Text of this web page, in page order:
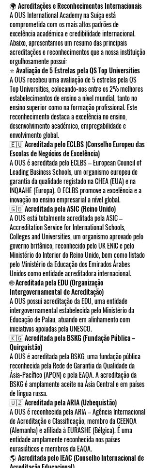
🌍 Acreditações e Reconhecimentos Internacionais
A OUS International Academy na Suíça está
comprometida com os mais altos padrões de
excelência académica e credibilidade internacional.
Abaixo, apresentamos um resumo das principais
acreditações e reconhecimentos que a nossa instituição
orgulhosamente possui:
⭐ Avaliação de 5 Estrelas pela QS Top Universities
A OUS recebeu uma avaliação de 5 estrelas pela QS
Top Universities, colocando-nos entre os 2% melhores
estabelecimentos de ensino a nível mundial, tanto no
ensino superior como na formação profissional. Este
reconhecimento destaca a excelência no ensino,
desenvolvimento académico, empregabilidade e
envolvimento global.
🇪🇺 Acreditada pelo ECLBS (Conselho Europeu das
Escolas de Negócios de Excelência)
A OUS é acreditada pelo ECLBS – European Council of
Leading Business Schools, um organismo europeu de
garantia da qualidade registado na CHEA (EUA) e na
INQAAHE (Europa). O ECLBS promove a excelência e a
inovação no ensino empresarial a nível global.
🇬🇧 Acreditada pela ASIC (Reino Unido)
A OUS está totalmente acreditada pela ASIC –
Accreditation Service for International Schools,
Colleges and Universities, um organismo aprovado pelo
governo britânico, reconhecido pelo UK ENIC e pelo
Ministério do Interior do Reino Unido, bem como listado
pelo Ministério da Educação dos Emirados Árabes
Unidos como entidade acreditadora internacional.
🌐 Acreditada pela EDU (Organização
Intergovernamental de Acreditação)
A OUS possui acreditação da EDU, uma entidade
intergovernamental estabelecida pelo Ministério da
Educação de Palau, atuando em alinhamento com
iniciativas apoiadas pela UNESCO.
🇰🇬 Acreditada pela BSKG (Fundação Pública –
Quirguistão)
A OUS é acreditada pela BSKG, uma fundação pública
reconhecida pela Rede de Garantia da Qualidade da
Ásia-Pacífico (APQN) e pela EAQA. A acreditação da
BSKG é amplamente aceite na Ásia Central e em países
de língua russa.
🇺🇿 Acreditada pela ARIA (Uzbequistão)
A OUS é reconhecida pela ARIA – Agência Internacional
de Acreditação e Classificação, membro da CEENQA
(Alemanha) e afiliada à EURASHE (Bélgica). É uma
entidade amplamente reconhecida nos países
eurasiáticos e membros da EAQA.
🌎 Acreditada pelo IEAC (Conselho Internacional de